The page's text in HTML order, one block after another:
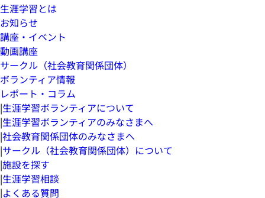
生涯学習とは
お知らせ
講座・イベント
動画講座
サークル（社会教育関係団体）
ボランティア情報
レポート・コラム
|生涯学習ボランティアについて
|生涯学習ボランティアのみなさまへ
|社会教育関係団体のみなさまへ
|サークル（社会教育関係団体）について
|施設を探す
|生涯学習相談
|よくある質問